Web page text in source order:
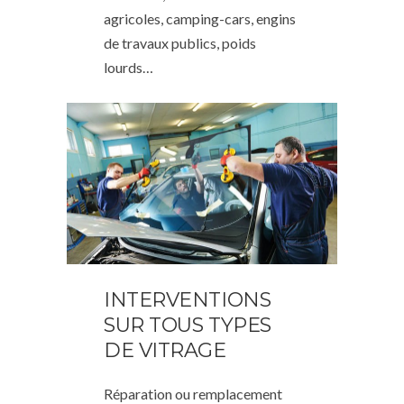
agricoles, camping-cars, engins
de travaux publics, poids
lourds…
INTERVENTIONS
SUR TOUS TYPES
DE VITRAGE
Réparation ou remplacement